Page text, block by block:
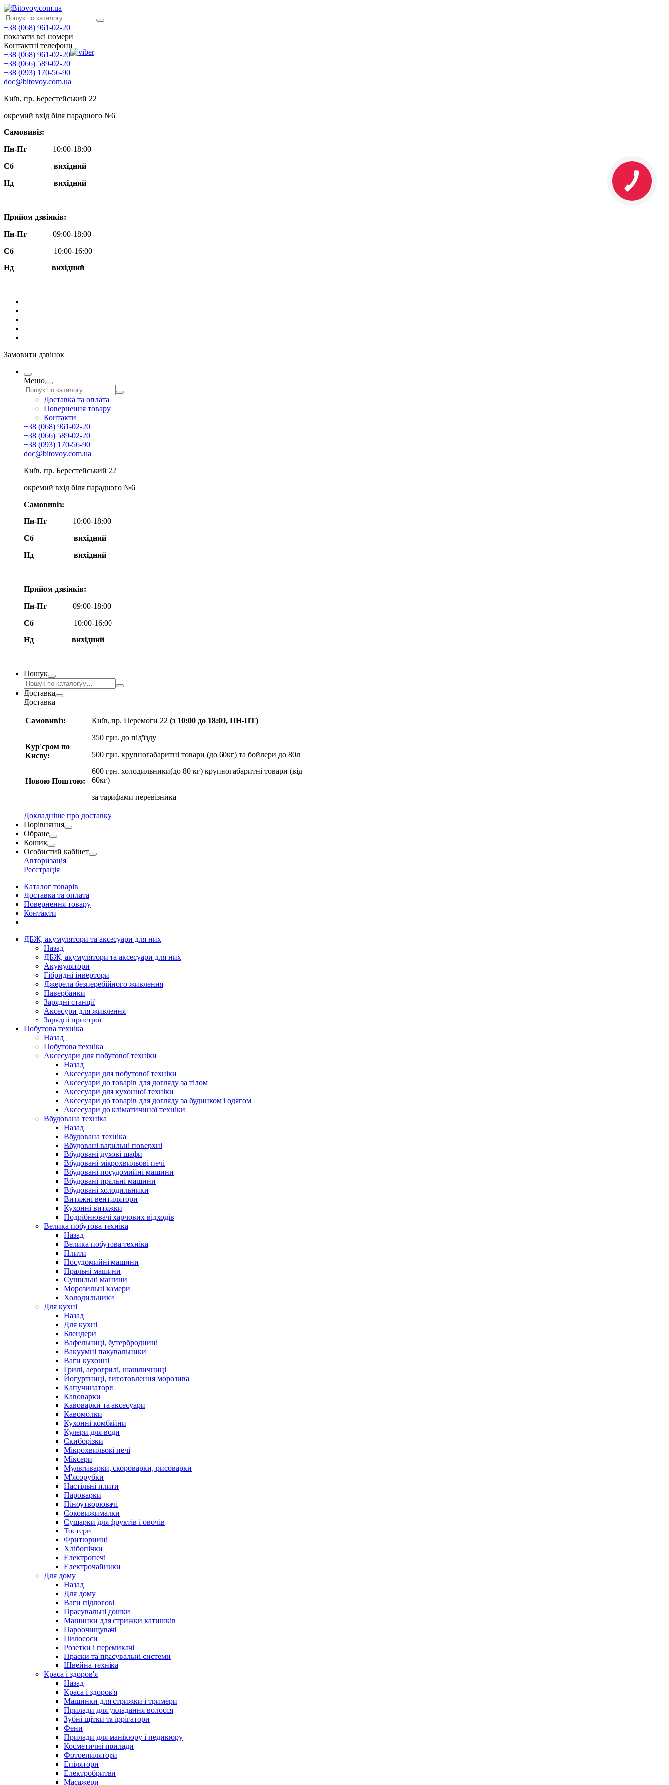
+38 (068) 961-02-20
показати всі номери
Контактні телефони
+38 (068) 961-02-20
+38 (066) 589-02-20
+38 (093) 170-56-90
doc@bitovoy.com.ua
Київ, пр. Берестейський 22
окремий вхід біля парадного №6
Самовивіз:
Пн-Пт
10:00-18:00
Сб
вихідний
Нд
вихідний
Прийом дзвінків:
Пн-Пт
09:00-18:00
Сб
10:00-16:00
Нд вихідний
Замовити дзвінок
Меню
Доставка та оплата
Повернення товару
Контакти
+38 (068) 961-02-20
+38 (066) 589-02-20
+38 (093) 170-56-90
doc@bitovoy.com.ua
Київ, пр. Берестейський 22
окремий вхід біля парадного №6
Самовивіз:
Пн-Пт
10:00-18:00
Сб
вихідний
Нд
вихідний
Прийом дзвінків:
Пн-Пт
09:00-18:00
Сб
10:00-16:00
Нд вихідний
Пошук
Доставка
Доставка
Самовивіз:
Кур'єром по
Києву:
Новою Поштою:
Київ, пр. Перемоги 22 (з 10:00 до 18:00, ПН-ПТ)
350 грн. до під'їзду
500 грн. крупногабаритні товари (до 60кг) та бойлери до 80л
600 грн. холодильники(до 80 кг) крупногабаритні товари (від
60кг)
за тарифами перевізника
Докладніше про доставку
Порівняння
Обране
Кошик
Особистий кабінет
Авторизація
Реєстрація
Каталог товарів
Доставка та оплата
Повернення товару
Контакти
ДБЖ, акумулятори та аксесуари для них
Назад
ДБЖ, акумулятори та аксесуари для них
Акумулятори
Гібридні інвертори
Джерела безперебійного живлення
Павербанки
Зарядні станції
Аксесури для живлення
Зарядні пристрої
Побутова техніка
Назад
Побутова техніка
Аксесуари для побутової техніки
Назад
Аксесуари для побутової техніки
Аксесуари до товарів для догляду за тілом
Аксесуари для кухонної техніки
Аксесуари до товарів для догляду за будинком і одягом
Аксесуари до кліматичнної техніки
Вбудована техніка
Назад
Вбудована техніка
Вбудовані варильні поверхні
Вбудовані духові шафи
Вбудовані мікрохвильові печі
Вбудовані посудомийні машини
Вбудовані пральні машини
Вбудовані холодильники
Витяжні вентилятори
Кухонні витяжки
Подрібнювачі харчових відходів
Велика побутова техніка
Назад
Велика побутова техніка
Плити
Посудомийні машини
Пральні машини
Сушильні машини
Морозильні камери
Холодильники
Для кухні
Назад
Для кухні
Блендери
Вафельниці, бутербродниці
Вакуумні пакувальники
Ваги кухонні
Грилі, аерогрилі, шашличниці
Йогуртниці, виготовлення морозива
Капучинатори
Кавоварки
Кавоварки та аксесуари
Кавомолки
Кухонні комбайни
Кулери для води
Скиборізки
Мікрохвильові печі
Міксери
Мультиварки, скороварки, рисоварки
М'ясорубки
Настільні плити
Пароварки
Піноутворювачі
Соковижималки
Сушарки для фруктів і овочів
Тостери
Фритюрниці
Хлібопічки
Електропечі
Електрочайники
Для дому
Назад
Для дому
Ваги підлогові
Прасувальні дошки
Машинки для стрижки катишків
Пароочищувачі
Пилососи
Розетки і перемикачі
Праски та прасувальні системи
Швейна техніка
Краса і здоров'я
Назад
Краса і здоров'я
Машинки для стрижки і тримери
Прилади для укладання волосся
Зубні щітки та іррігатори
Фени
Прилади для манікюру і педикюру
Косметичні прилади
Фотоепилятори
Епілятори
Електробритви
Масажери